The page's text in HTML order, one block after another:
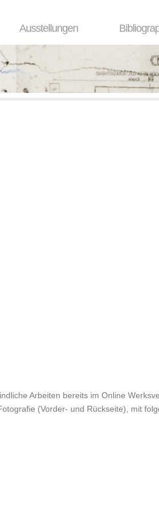
Ausstellungen
Arbeiten bereits im Online
(Vorder- und Rückseite), mit